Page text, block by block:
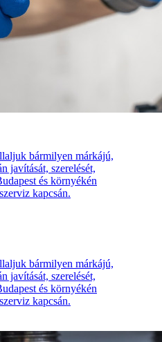
bármilyen márkájú,
javítását, szerelését,
és környékén
kapcsán.
bármilyen márkájú,
javítását, szerelését,
és környékén
kapcsán.